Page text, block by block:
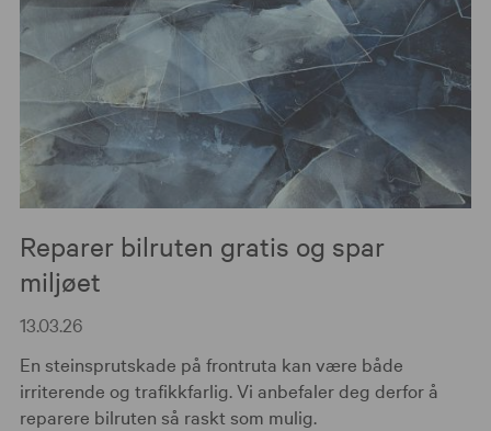
Reparer bilruten gratis og spar
miljøet
13.03.26
En steinsprutskade på frontruta kan være både
irriterende og trafikkfarlig. Vi anbefaler deg derfor å
reparere bilruten så raskt som mulig.